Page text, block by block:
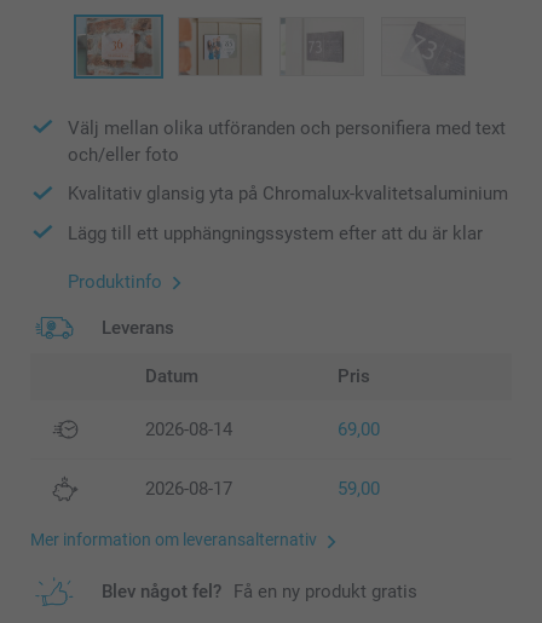
Välj mellan olika utföranden och personifiera med text
och/eller foto
Kvalitativ glansig yta på Chromalux-kvalitetsaluminium
Lägg till ett upphängningssystem efter att du är klar
Produktinfo
Leverans
Datum Pris
2026-08-14 69,00
2026-08-17 59,00
Mer information om leveransalternativ
Blev något fel? Få en ny produkt gratis